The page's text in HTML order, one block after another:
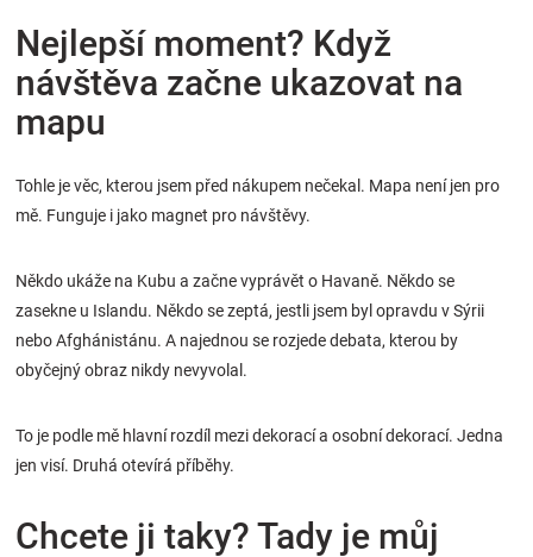
Nejlepší moment? Když
návštěva začne ukazovat na
mapu
Tohle je věc, kterou jsem před nákupem nečekal. Mapa není jen pro
mě. Funguje i jako magnet pro návštěvy.
Někdo ukáže na Kubu a začne vyprávět o Havaně. Někdo se
zasekne u Islandu. Někdo se zeptá, jestli jsem byl opravdu v Sýrii
nebo Afghánistánu. A najednou se rozjede debata, kterou by
obyčejný obraz nikdy nevyvolal.
To je podle mě hlavní rozdíl mezi dekorací a osobní dekorací. Jedna
jen visí. Druhá otevírá příběhy.
Chcete ji taky? Tady je můj